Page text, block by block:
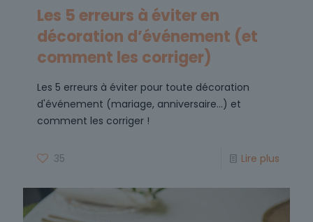
Les 5 erreurs à éviter en
décoration d’événement (et
comment les corriger)
Les 5 erreurs à éviter pour toute décoration
d'événement (mariage, anniversaire...) et
comment les corriger !
35 Lire plus